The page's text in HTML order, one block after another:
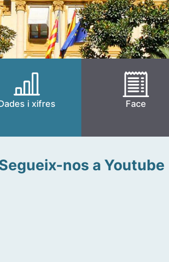
i xifres Face
nos a Youtube